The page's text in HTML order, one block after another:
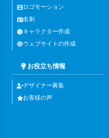
ロゴモーション
名刺
キャラクター作成
ウェブサイトの作成
お役立ち情報
デザイナー募集
お客様の声